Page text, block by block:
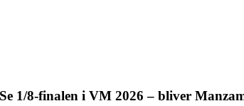
1/8-finalen i VM 2026 – bliver